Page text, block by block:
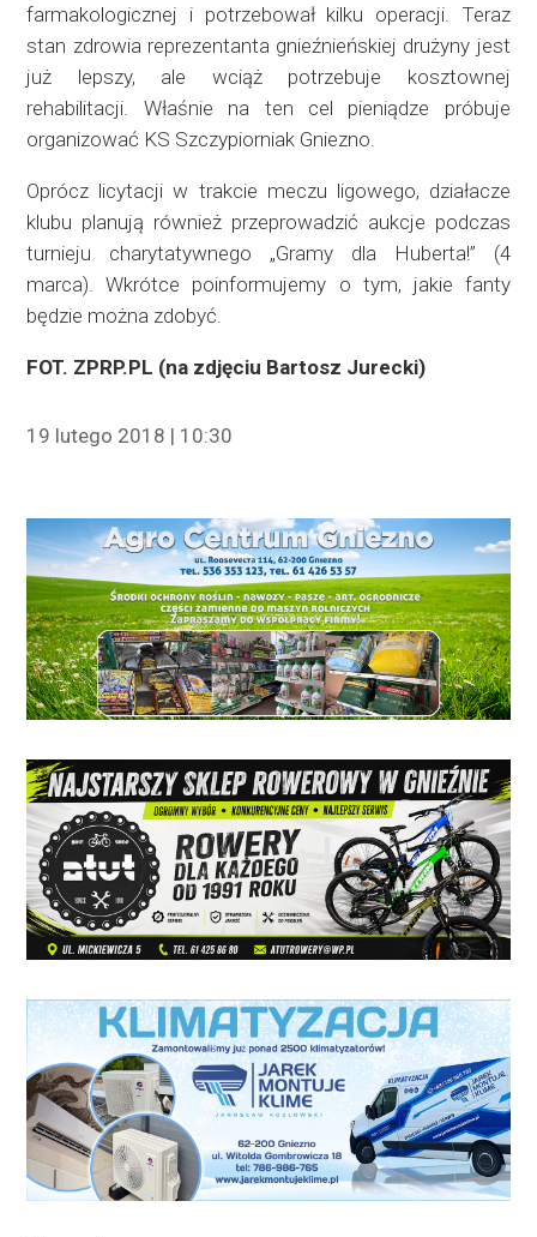
farmakologicznej i potrzebował kilku operacji. Teraz
stan zdrowia reprezentanta gnieźnieńskiej drużyny jest
już lepszy, ale wciąż potrzebuje kosztownej
rehabilitacji. Właśnie na ten cel pieniądze próbuje
organizować KS Szczypiorniak Gniezno.
Oprócz licytacji w trakcie meczu ligowego, działacze
klubu planują również przeprowadzić aukcje podczas
turnieju charytatywnego „Gramy dla Huberta!” (4
marca). Wkrótce poinformujemy o tym, jakie fanty
będzie można zdobyć.
FOT. ZPRP.PL (na zdjęciu Bartosz Jurecki)
19 lutego 2018 | 10:30